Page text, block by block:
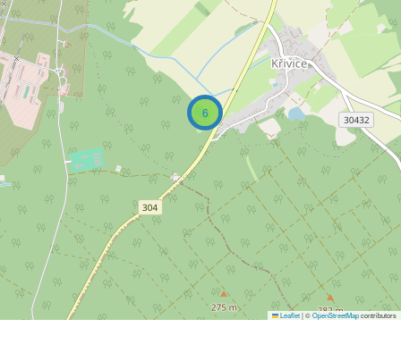
6
Leaflet|©OpenStreetMapcontributors